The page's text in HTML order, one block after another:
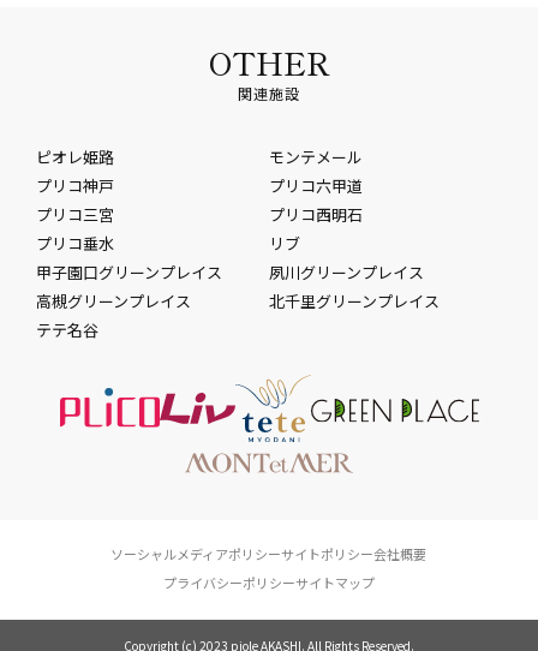
OTHER
関連施設
ピオレ姫路
モンテメール
プリコ神戸
プリコ六甲道
プリコ三宮
プリコ西明石
プリコ垂水
リブ
甲子園口グリーンプレイス
夙川グリーンプレイス
高槻グリーンプレイス
北千里グリーンプレイス
テテ名谷
ソーシャルメディアポリシーサイトポリシー会社概要
プライバシーポリシーサイトマップ
Copyright (c) 2023 piole AKASHI. All Rights Reserved.